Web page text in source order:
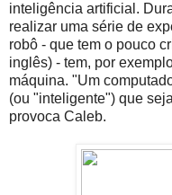
inteligência artificial.
realizar uma série de
robô - que tem o pouco
inglês) - tem, por
máquina. "Um
(ou "inteligente") que
provoca Caleb.